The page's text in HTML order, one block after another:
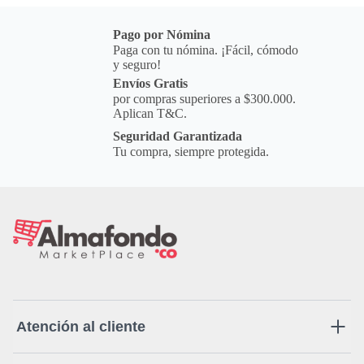
Pago por Nómina
Paga con tu nómina. ¡Fácil, cómodo
y seguro!
Envíos Gratis
por compras superiores a $300.000.
Aplican T&C.
Seguridad Garantizada
Tu compra, siempre protegida.
Atención al cliente